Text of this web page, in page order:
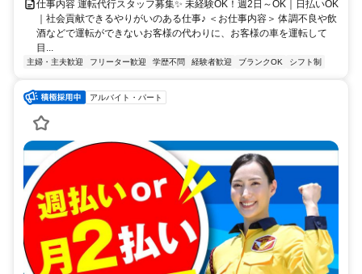
仕事内容 運転代行スタッフ募集✨ 未経験OK！週2日～OK｜日払いOK
｜社会貢献できるやりがいのある仕事♪ ＜お仕事内容＞ 体調不良や飲
酒などで運転ができないお客様の代わりに、お客様の車を運転して
目...
主婦・主夫歓迎 フリーター歓迎 学歴不問 経験者歓迎 ブランクOK シフト制
アルバイト・パート